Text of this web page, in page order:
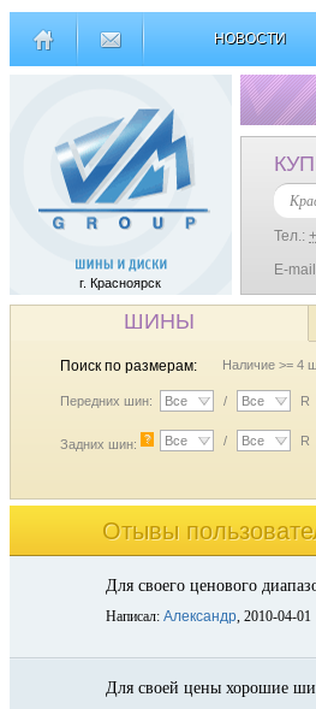
НОВОСТИ
г. Красноярск
Тел.:
E-
ШИНЫ
Поиск по размерам: Наличие >= 4
Передних шин: Все / Все R
Задних шин: ? Все / Все R
Отывы
Для своего ценового
Написал: Александр, 2010-04-01
Для своей цены хорошие